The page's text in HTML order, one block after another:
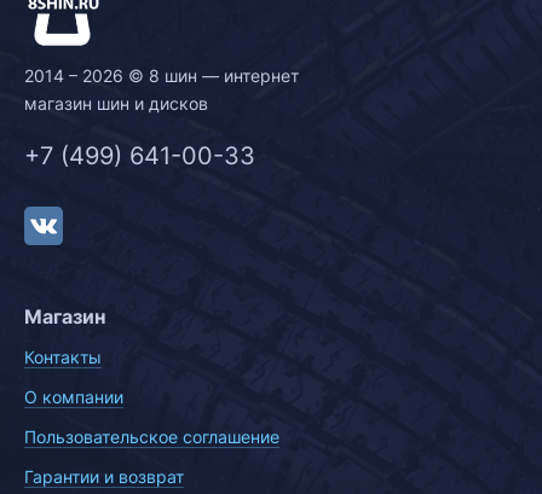
2014 – 2026 © 8 шин — интернет
магазин шин и дисков
+7 (499) 641-00-33
Магазин
Контакты
О компании
Пользовательское соглашение
Гарантии и возврат